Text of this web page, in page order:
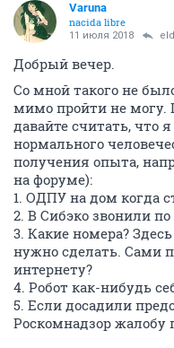
Varuna
nacida libre
11 июля 2018
Добрый вечер.
Со мной такого не
мимо пройти не могу.
давайте считать, что
нормального
получения опыта,
на форуме):
1. ОДПУ на дом когда
2. В Сибэко звонили
3. Какие номера?
нужно сделать. Сами
интернету?
4. Робот как-нибудь
5. Если досадили
Роскомнадзор жалобу